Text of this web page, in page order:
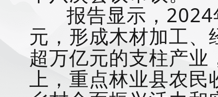
报告显示，2024
元，形成木材加工
超万亿元的支柱产
上，重点林业县农